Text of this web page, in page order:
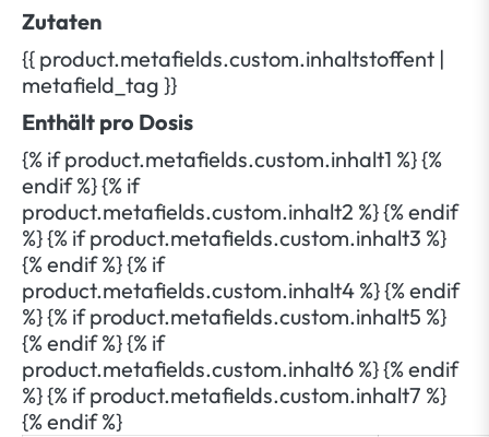
Zutaten
{{ product.metafields.custom.inhaltstoffent |
metafield_tag }}
Enthält pro Dosis
{% if product.metafields.custom.inhalt1 %} {%
endif %} {% if
product.metafields.custom.inhalt2 %} {% endif
%} {% if product.metafields.custom.inhalt3 %}
{% endif %} {% if
product.metafields.custom.inhalt4 %} {% endif
%} {% if product.metafields.custom.inhalt5 %}
{% endif %} {% if
product.metafields.custom.inhalt6 %} {% endif
%} {% if product.metafields.custom.inhalt7 %}
{% endif %}